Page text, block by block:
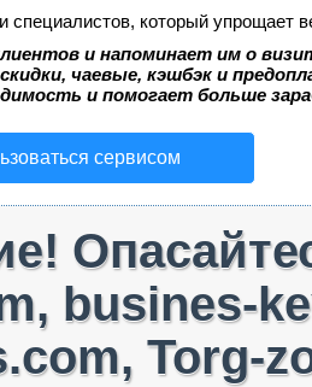
специалистов, который упрощает
и напоминает им о
чаевые, кэшбэк и
и помогает больше
сервисом
busines-
Torg-